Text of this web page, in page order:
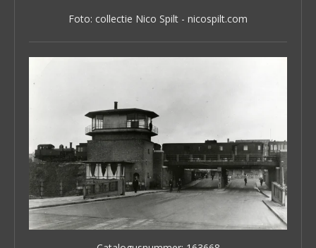
Foto: collectie Nico Spilt - nicospilt.com